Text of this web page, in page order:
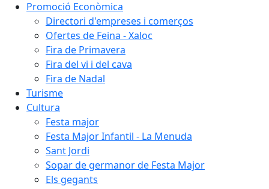
Promoció Econòmica
Directori d'empreses i comerços
Ofertes de Feina - Xaloc
Fira de Primavera
Fira del vi i del cava
Fira de Nadal
Turisme
Cultura
Festa major
Festa Major Infantil - La Menuda
Sant Jordi
Sopar de germanor de Festa Major
Els gegants